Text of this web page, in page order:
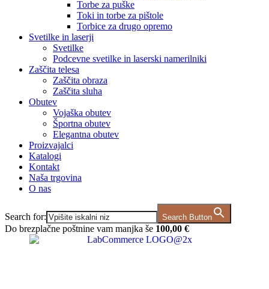
Torbe za puške
Toki in torbe za pištole
Torbice za drugo opremo
Svetilke in laserji
Svetilke
Podcevne svetilke in laserski namerilniki
Zaščita telesa
Zaščita obraza
Zaščita sluha
Obutev
Vojaška obutev
Športna obutev
Elegantna obutev
Proizvajalci
Katalogi
Kontakt
Naša trgovina
O nas
Search for: Search Button
Do brezplačne poštnine vam manjka še 100,00 €